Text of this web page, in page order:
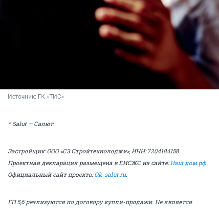
Источник: ГК «ТИС»
* Salut — Салют.
Застройщик: ООО «СЗ Стройтехнолоджи», ИНН: 7204184158.
Проектная декларация размещена в ЕИСЖС на сайте:Наш.дом.рф.
Официальный сайт проекта:Ok-salut.ru.
ГП 5,6 реализуются по договору купли-продажи. Не является